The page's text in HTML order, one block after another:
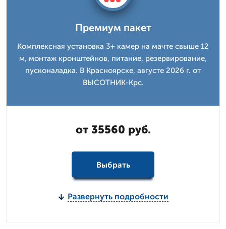
Премиум пакет
Комплексная установка 3+ камер на мачте свыше 12
м, монтаж кронштейнов, питание, резервирование,
пусконаладка. В Красноярске, августе 2026 г. от
ВЫСОТНИК-Крс.
от 35560 руб.
Выбрать
Развернуть подробности